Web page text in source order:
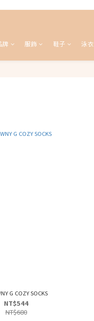
牌 服飾 鞋子 泳衣
G COZY SOCKS
NT$544
NT$680